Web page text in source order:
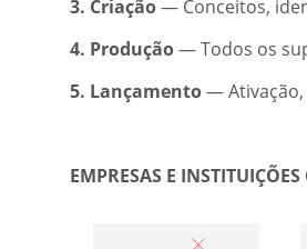
3. Criação— Conceitos,
4. Produção— Todos os
5. Lançamento— Ativação,
EMPRESAS E